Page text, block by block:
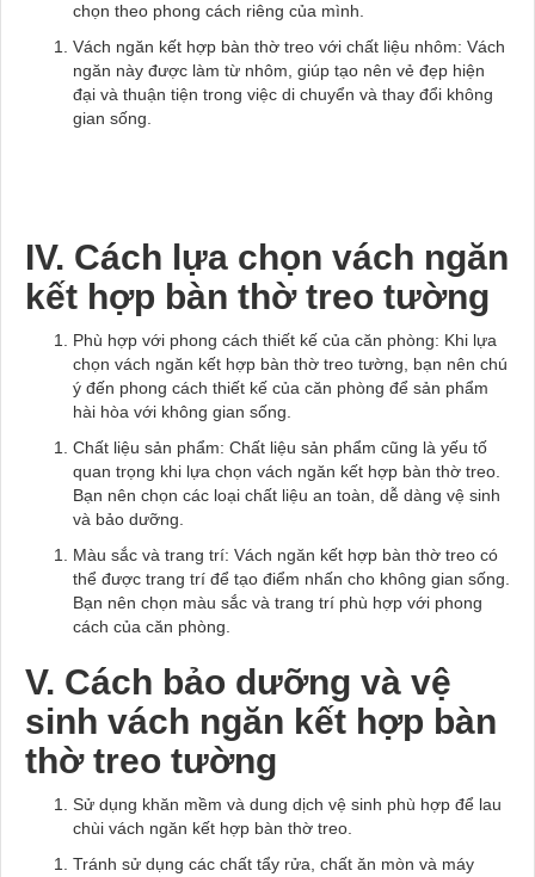
chọn theo phong cách riêng của mình.
Vách ngăn kết hợp bàn thờ treo với chất liệu nhôm: Vách
ngăn này được làm từ nhôm, giúp tạo nên vẻ đẹp hiện
đại và thuận tiện trong việc di chuyển và thay đổi không
gian sống.
IV. Cách lựa chọn vách ngăn
kết hợp bàn thờ treo tường
Phù hợp với phong cách thiết kế của căn phòng: Khi lựa
chọn vách ngăn kết hợp bàn thờ treo tường, bạn nên chú
ý đến phong cách thiết kế của căn phòng để sản phẩm
hài hòa với không gian sống.
Chất liệu sản phẩm: Chất liệu sản phẩm cũng là yếu tố
quan trọng khi lựa chọn vách ngăn kết hợp bàn thờ treo.
Bạn nên chọn các loại chất liệu an toàn, dễ dàng vệ sinh
và bảo dưỡng.
Màu sắc và trang trí: Vách ngăn kết hợp bàn thờ treo có
thể được trang trí để tạo điểm nhấn cho không gian sống.
Bạn nên chọn màu sắc và trang trí phù hợp với phong
cách của căn phòng.
V. Cách bảo dưỡng và vệ
sinh vách ngăn kết hợp bàn
thờ treo tường
Sử dụng khăn mềm và dung dịch vệ sinh phù hợp để lau
chùi vách ngăn kết hợp bàn thờ treo.
Tránh sử dụng các chất tẩy rửa, chất ăn mòn và máy